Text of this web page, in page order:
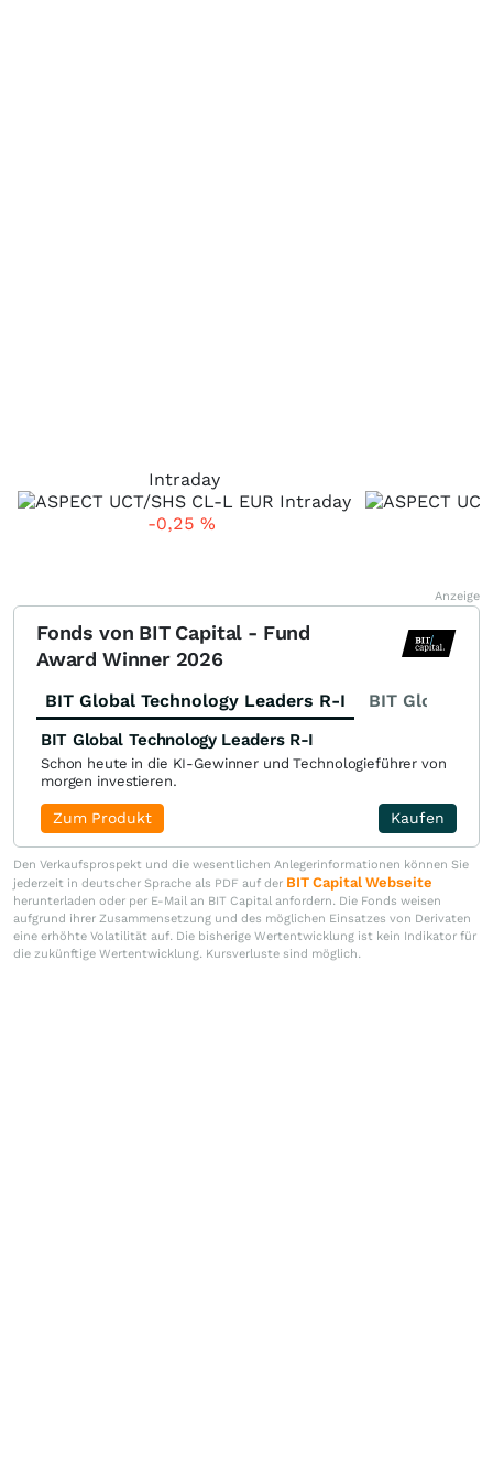
Intraday
-0,25 %
Anzeige
Fonds von BIT Capital - Fund
Award Winner 2026
BIT Global Technology Leaders R-I BIT Global
BIT Global Technology Leaders R-I
Schon heute in die KI-Gewinner und Technologieführer von
morgen investieren.
Kaufen
Zum Produkt
Den Verkaufsprospekt und die wesentlichen Anlegerinformationen können Sie
jederzeit in deutscher Sprache als PDF auf der BIT Capital Webseite
herunterladen oder per E-Mail an BIT Capital anfordern. Die Fonds weisen
aufgrund ihrer Zusammensetzung und des möglichen Einsatzes von Derivaten
eine erhöhte Volatilität auf. Die bisherige Wertentwicklung ist kein Indikator für
die zukünftige Wertentwicklung. Kursverluste sind möglich.